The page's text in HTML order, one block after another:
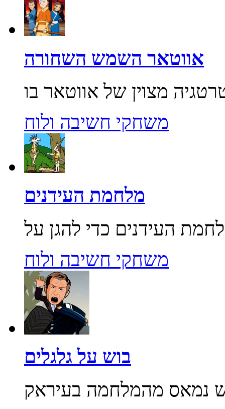
אווטאר השמש השחורה
משחקי חשיבה ולוח
מלחמת העידנים
משחקי חשיבה ולוח
בוש על גלגלים